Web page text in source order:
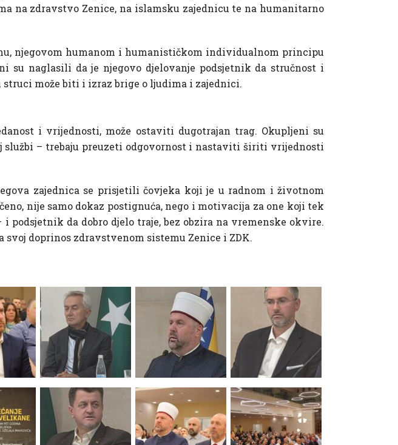
na zdravstvo Zenice, na islamsku zajednicu te na humanitarno
njegovom humanom i humanističkom individualnom principu
su naglasili da je njegovo djelovanje podsjetnik da stručnost i
može biti i izraz brige o ljudima i zajednici.
i vrijednosti, može ostaviti dugotrajan trag. Okupljeni su
– trebaju preuzeti odgovornost i nastaviti širiti vrijednosti
zajednica se prisjetili čovjeka koji je u radnom i životnom
nije samo dokaz postignuća, nego i motivacija za one koji tek
da dobro djelo traje, bez obzira na vremenske okvire.
svoj doprinos zdravstvenom sistemu Zenice i ZDK.